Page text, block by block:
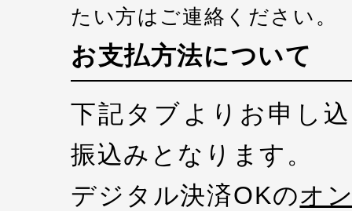
たい方はご連絡ください。
お支払方法について
下記タブよりお申し
振込みとなります。
デジタル決済OKのオ